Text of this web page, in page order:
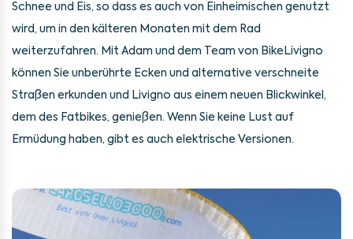
Schnee und Eis, so dass es auch von Einheimischen genutzt
wird, um in den kälteren Monaten mit dem Rad
weiterzufahren. Mit Adam und dem Team von BikeLivigno
können Sie unberührte Ecken und alternative verschneite
Straßen erkunden und Livigno aus einem neuen Blickwinkel,
dem des Fatbikes, genießen. Wenn Sie keine Lust auf
Ermüdung haben, gibt es auch elektrische Versionen.